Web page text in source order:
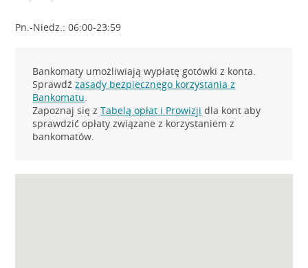
Pn.-Niedz.: 06:00-23:59
Bankomaty umożliwiają wypłatę gotówki z konta.
Sprawdźzasady bezpiecznego korzystania z
Bankomatu.
Zapoznaj się zTabelą opłat i Prowizji dla kont aby
sprawdzić opłaty związane z korzystaniem z
bankomatów.